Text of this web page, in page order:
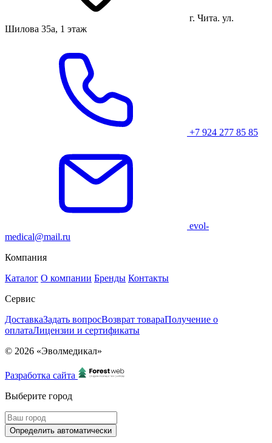
г. Чита. ул.
Шилова 35а, 1 этаж
+7 924 277 85 85
evol-
medical@mail.ru
Компания
Каталог О компании Бренды Контакты
Сервис
ДоставкаЗадать вопросВозврат товараПолучение о
оплатаЛицензии и сертификаты
© 2026 «Эволмедикал»
Разработка сайта
Выберите город
Определить автоматически